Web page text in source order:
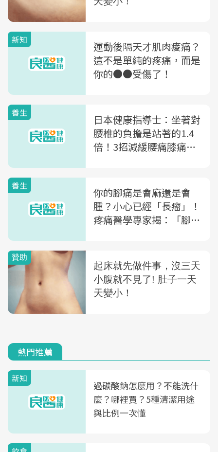
新知
運動後隔天才肌肉痠痛？
這不是單純的疼痛，而是
你的●●受傷了！
養生
日本健康指導士：坐著對
腰椎的負擔是站著的1.4
倍！3招減緩腰痛膝痛、
養生
你的腳痛是會麻還是會
腫？小心已經「長瘤」！
疼痛醫學專家揭：「腳
熱門推薦
新知
過碳酸鈉怎麼用？不能洗什
麼？哪裡買？5種清潔用途
與比例一次懂